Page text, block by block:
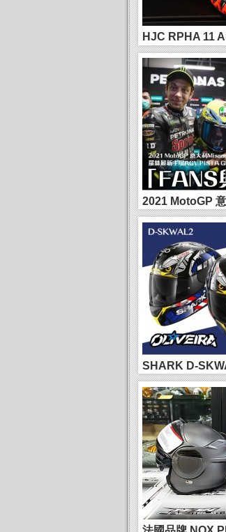
HJC RPHA 11
頭盔...
2021 MotoGP
新主場AG...
SHARK D-
-利...